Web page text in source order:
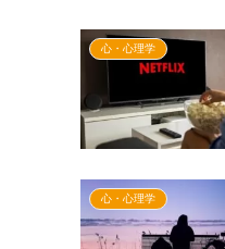
心・心理学
心・心理学